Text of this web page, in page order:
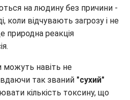
на людину без причини -
коли відчувають загрозу і не
природна реакція
можуть навіть не
так званий "сухий"
кількість токсину, що